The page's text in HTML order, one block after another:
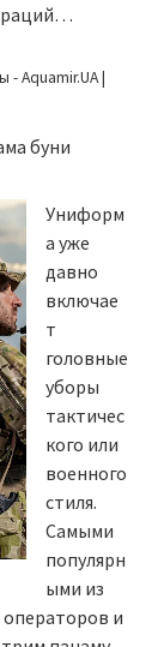
Aquamir.UA|
буни
Униформ
а уже
давно
включае
т
головные
уборы
тактичес
кого или
военного
стиля.
Самыми
популярн
ыми из
операторов и